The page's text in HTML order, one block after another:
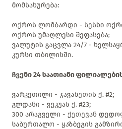
მომსახურება:
ოქროს ლომბარდი - სესხი
ოქროს უმაღლესი შეფასება;
ვალუტის გაცვლა 24/7 -
კურსი თბილისში.
ჩვენი 24 საათიანი
ვარკეთილი - ჯავახეთის ქ. #2;
გლდანი - ვეკუას ქ. #23;
300 არაგველი - ქეთევან
საბურთალო - ყაზბეგის